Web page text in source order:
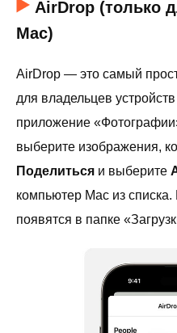
AirDrop (только
Mac)
AirDrop — это самый
для владельцев
приложение
выберите изображения,
Поделиться и выберите
компьютер Mac из
появятся в папке